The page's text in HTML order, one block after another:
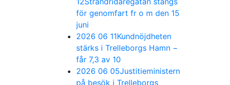
för genomfart fr o m den 15
juni
2026 06 11Kundnöjdheten
stärks i Trelleborgs Hamn −
får 7,3 av 10
2026 06 05Justitieministern
på besök i Trelleborgs